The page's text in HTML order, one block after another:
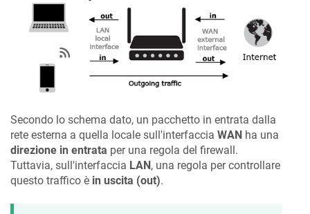
Secondo lo schema dato, un pacchetto in entrata dalla
rete esterna a quella locale sull'interfaccia WAN ha una
direzione in entrata per una regola del firewall.
Tuttavia, sull'interfaccia LAN, una regola per controllare
questo traffico è in uscita (out).